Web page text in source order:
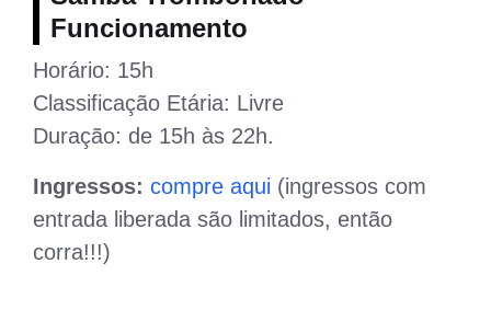
Funcionamento
Horário: 15h
Classificação Etária: Livre
Duração: de 15h às 22h.
Ingressos: compre aqui (ingressos com
entrada liberada são limitados, então
corra!!!)